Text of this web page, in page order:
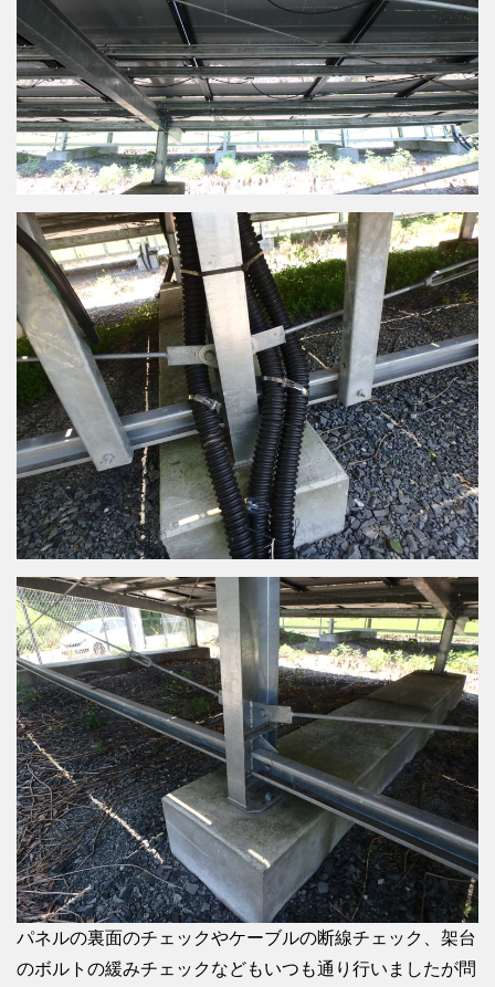
パネルの裏面のチェックやケーブルの断線チェック、架台
のボルトの緩みチェックなどもいつも通り行いましたが問